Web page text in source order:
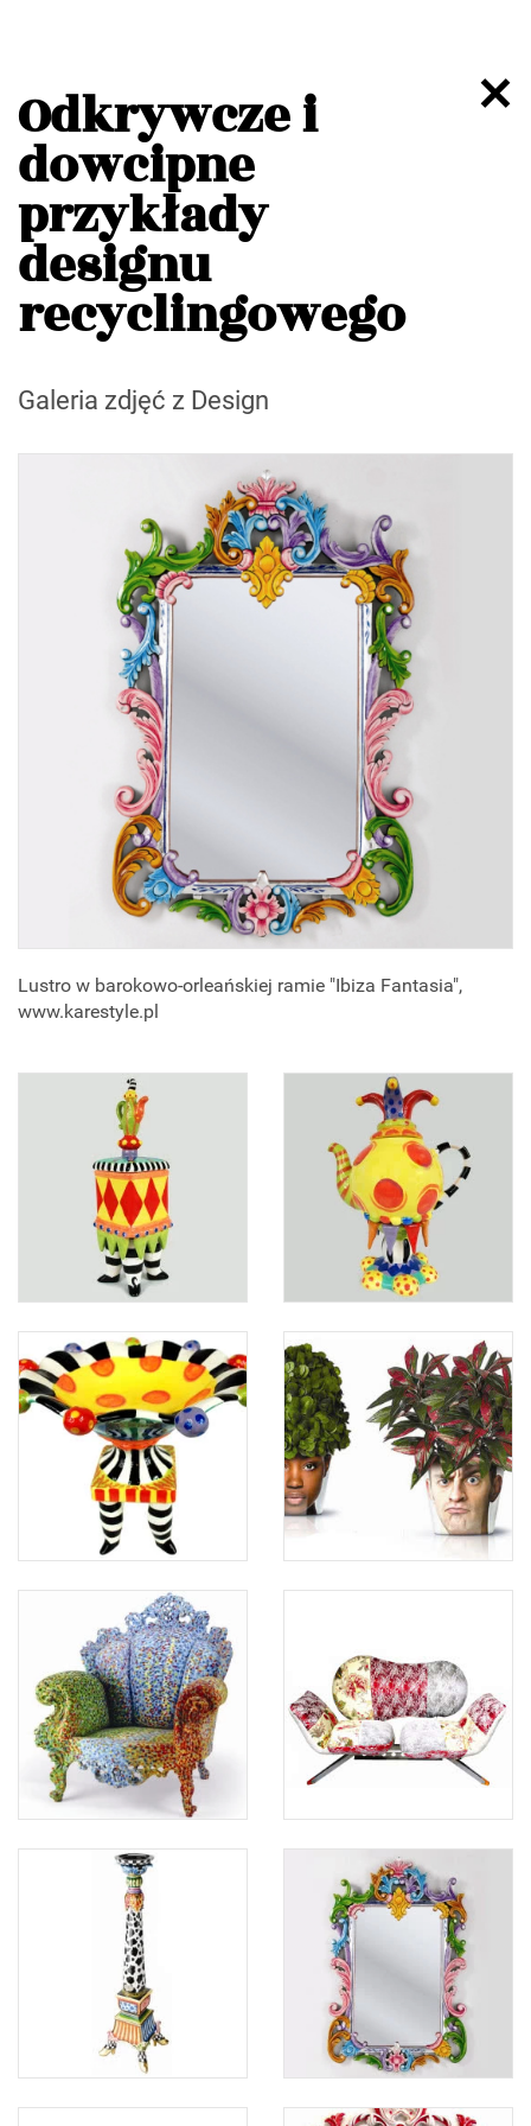
Odkrywcze i
dowcipne
przykłady
designu
recyclingowego
Galeria zdjęć z Design
Lustro w barokowo-orleańskiej ramie "Ibiza Fantasia",
www.karestyle.pl